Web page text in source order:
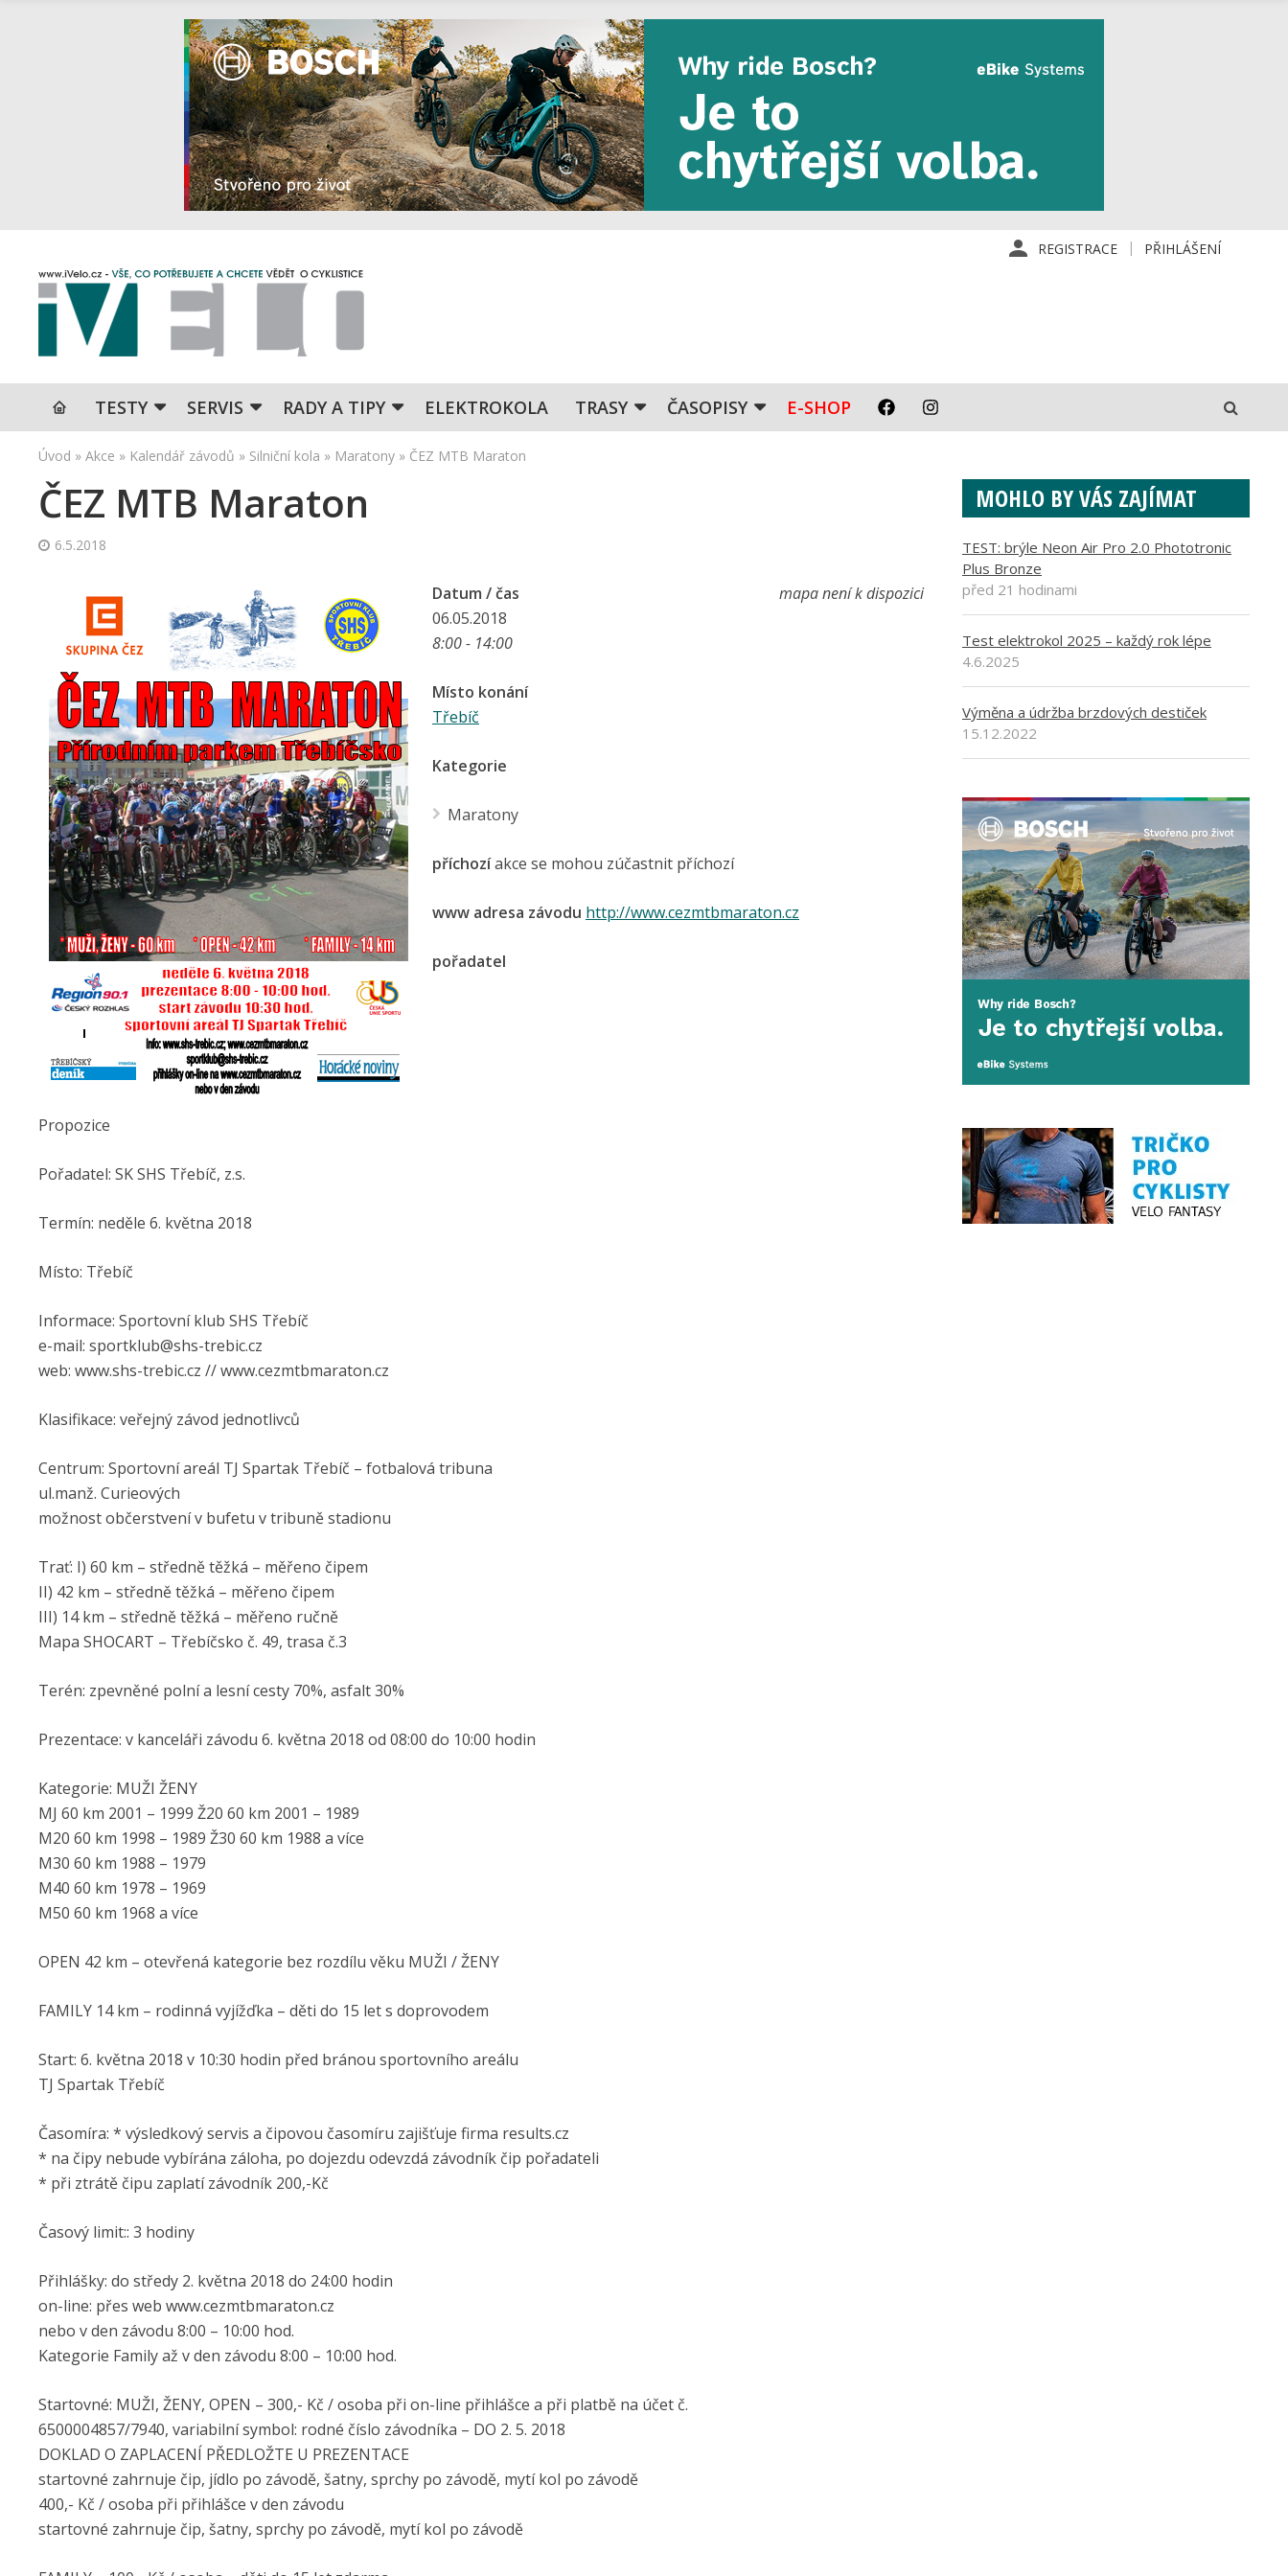
REGISTRACE PŘIHLÁŠENÍ
TESTY SERVIS RADY A TIPY ELEKTROKOLA TRASY ČASOPISY E-SHOP
Úvod » Akce » Kalendář závodů » Silniční kola » Maratony » ČEZ MTB Maraton
ČEZ MTB Maraton
6.5.2018
mapa není k dispozici
Datum / čas
06.05.2018
8:00 - 14:00
Místo konání
Třebíč
Kategorie
Maratony
příchozíakce se mohou zúčastnit příchozí
www adresa závodu http://www.cezmtbmaraton.cz
pořadatel
Propozice
Pořadatel: SK SHS Třebíč, z.s.
Termín: neděle 6. května 2018
Místo: Třebíč
Informace: Sportovní klub SHS Třebíč
e-mail: sportklub@shs-trebic.cz
web: www.shs-trebic.cz // www.cezmtbmaraton.cz
Klasifikace: veřejný závod jednotlivců
Centrum: Sportovní areál TJ Spartak Třebíč – fotbalová tribuna
ul.manž. Curieových
možnost občerstvení v bufetu v tribuně stadionu
Trať: I) 60 km – středně těžká – měřeno čipem
II) 42 km – středně těžká – měřeno čipem
III) 14 km – středně těžká – měřeno ručně
Mapa SHOCART – Třebíčsko č. 49, trasa č.3
Terén: zpevněné polní a lesní cesty 70%, asfalt 30%
Prezentace: v kanceláři závodu 6. května 2018 od 08:00 do 10:00 hodin
Kategorie: MUŽI ŽENY
MJ 60 km 2001 – 1999 Ž20 60 km 2001 – 1989
M20 60 km 1998 – 1989 Ž30 60 km 1988 a více
M30 60 km 1988 – 1979
M40 60 km 1978 – 1969
M50 60 km 1968 a více
OPEN 42 km – otevřená kategorie bez rozdílu věku MUŽI / ŽENY
FAMILY 14 km – rodinná vyjížďka – děti do 15 let s doprovodem
Start: 6. května 2018 v 10:30 hodin před bránou sportovního areálu
TJ Spartak Třebíč
Časomíra: * výsledkový servis a čipovou časomíru zajišťuje firma results.cz
* na čipy nebude vybírána záloha, po dojezdu odevzdá závodník čip pořadateli
* při ztrátě čipu zaplatí závodník 200,-Kč
Časový limit:: 3 hodiny
Přihlášky: do středy 2. května 2018 do 24:00 hodin
on-line: přes web www.cezmtbmaraton.cz
nebo v den závodu 8:00 – 10:00 hod.
Kategorie Family až v den závodu 8:00 – 10:00 hod.
Startovné: MUŽI, ŽENY, OPEN – 300,- Kč / osoba při on-line přihlášce a při platbě na účet č.
6500004857/7940, variabilní symbol: rodné číslo závodníka – DO 2. 5. 2018
DOKLAD O ZAPLACENÍ PŘEDLOŽTE U PREZENTACE
startovné zahrnuje čip, jídlo po závodě, šatny, sprchy po závodě, mytí kol po závodě
400,- Kč / osoba při přihlášce v den závodu
startovné zahrnuje čip, šatny, sprchy po závodě, mytí kol po závodě
MOHLO BY VÁS ZAJÍMAT
TEST: brýle Neon Air Pro 2.0 Phototronic
Plus Bronze
před 21 hodinami
Test elektrokol 2025 – každý rok lépe
4.6.2025
Výměna a údržba brzdových destiček
15.12.2022